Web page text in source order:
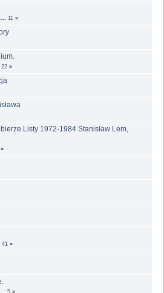
... 11 »
22 »
1972-1984 Stanisław Lem,
»
41 »